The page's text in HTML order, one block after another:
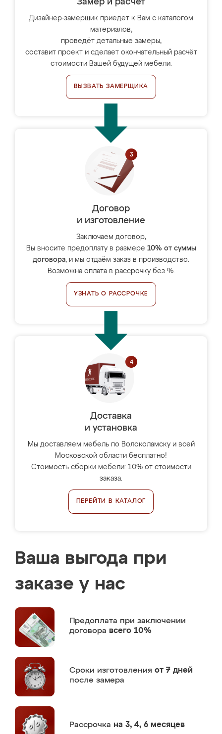
Замер и расчет
Дизайнер-замерщик приедет к Вам с каталогом
материалов,
проведёт детальные замеры,
составит проект и сделает окончательный расчёт
стоимости Вашей будущей мебели.
ВЫЗВАТЬ ЗАМЕРЩИКА
Договор
и изготовление
Заключаем договор,
Вы вносите предоплату в размере 10% от суммы
договора, и мы отдаём заказ в производство.
Возможна оплата в рассрочку без %.
УЗНАТЬ О РАССРОЧКЕ
Доставка
и установка
Мы доставляем мебель по Волоколамску и всей
Московской области бесплатно!
Стоимость сборки мебели: 10% от стоимости
заказа.
ПЕРЕЙТИ В КАТАЛОГ
Ваша выгода при
заказе у нас
Предоплата при заключении
договора всего 10%
Сроки изготовления от 7 дней
после замера
Рассрочка на 3, 4, 6 месяцев